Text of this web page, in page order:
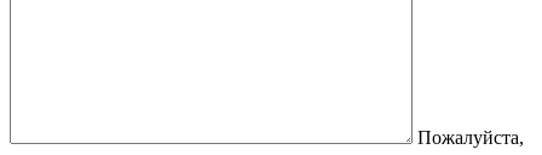
Пожалуйста,